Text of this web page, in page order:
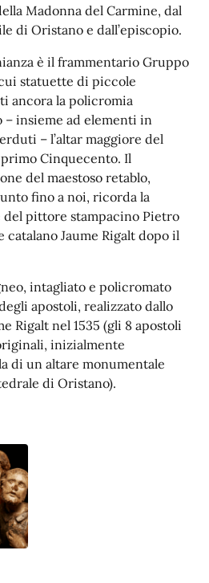
Madonna del Carmine, dal
di Oristano e dall’episcopio.
è il frammentario Gruppo
statuette di piccole
ancora la policromia
– insieme ad elementi in
– l’altar maggiore del
Cinquecento. Il
del maestoso retablo,
fino a noi, ricorda la
del pittore stampacino Pietro
catalano Jaume Rigalt dopo il
intagliato e policromato
apostoli, realizzato dallo
Rigalt nel 1535 (gli 8 apostoli
inizialmente
di un altare monumentale
di Oristano).